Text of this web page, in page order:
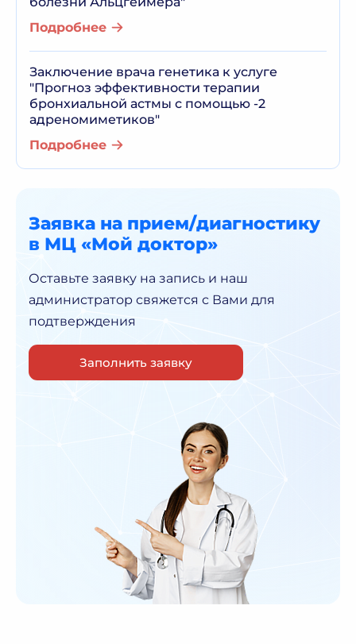
Подробнее
Заключение врача генетика к услуге
"Прогноз эффективности терапии
бронхиальной астмы с помощью -2
адреномиметиков"
Подробнее
Заявка на прием/диагностику
в МЦ «Мой доктор»
Оставьте заявку на запись и наш
администратор свяжется с Вами для
подтверждения
Заполнить заявку